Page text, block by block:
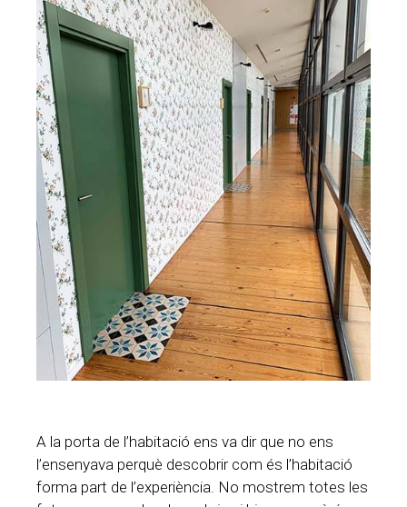
A la porta de l’habitació ens va dir que no ens
l’ensenyava perquè descobrir com és l’habitació
forma part de l’experiència. No mostrem totes les